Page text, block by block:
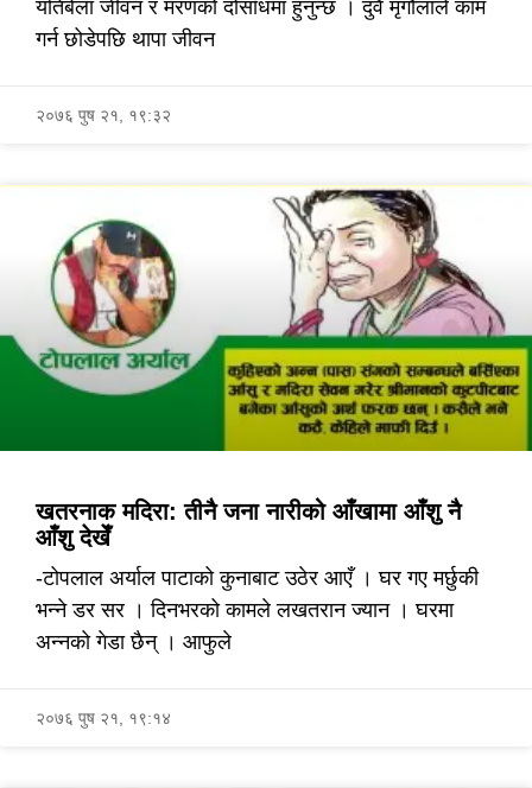
यतिबेला जीवन र मरणको दोसाँधमा हुनुन्छ । दुवै मृगौलाले काम
गर्न छोडेपछि थापा जीवन
२०७६ पुष २१, १९:३२
खतरनाक मदिरा: तीनै जना नारीको आँखामा आँशु नै
आँशु देखेँ
-टोपलाल अर्याल पाटाको कुनाबाट उठेर आएँ । घर गए मर्छुकी
भन्ने डर सर । दिनभरको कामले लखतरान ज्यान । घरमा
अन्नको गेडा छैन् । आफुले
२०७६ पुष २१, १९:१४